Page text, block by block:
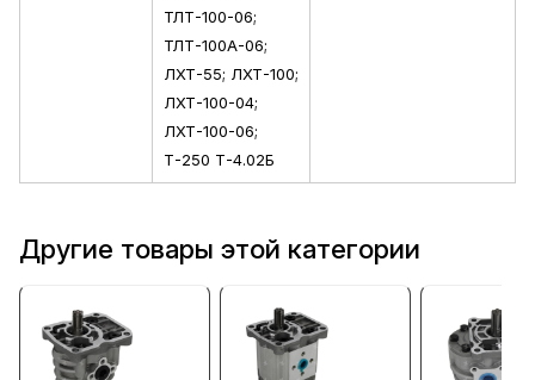
ТЛТ-100-06;
ТЛТ-100А-06;
ЛХТ-55; ЛХТ-100;
ЛХТ-100-04;
ЛХТ-100-06;
Т-250 Т-4.02Б
Другие товары этой категории